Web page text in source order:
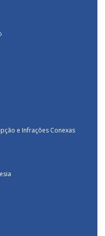
e Infrações Conexas